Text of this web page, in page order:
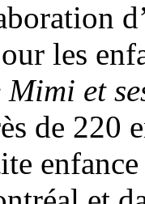
les
Mimi et
de 220